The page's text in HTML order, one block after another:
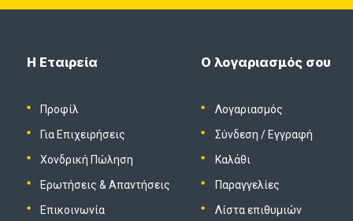
Η Εταιρεία
Προφίλ
Για Επιχειρήσεις
Χονδρική Πώληση
Ερωτήσεις & Απαντήσεις
Επικοινωνία
Ο λογαριασμός σου
Λογαριασμός
Σύνδεση / Εγγραφή
Καλάθι
Παραγγελίες
Λίστα επιθυμιών